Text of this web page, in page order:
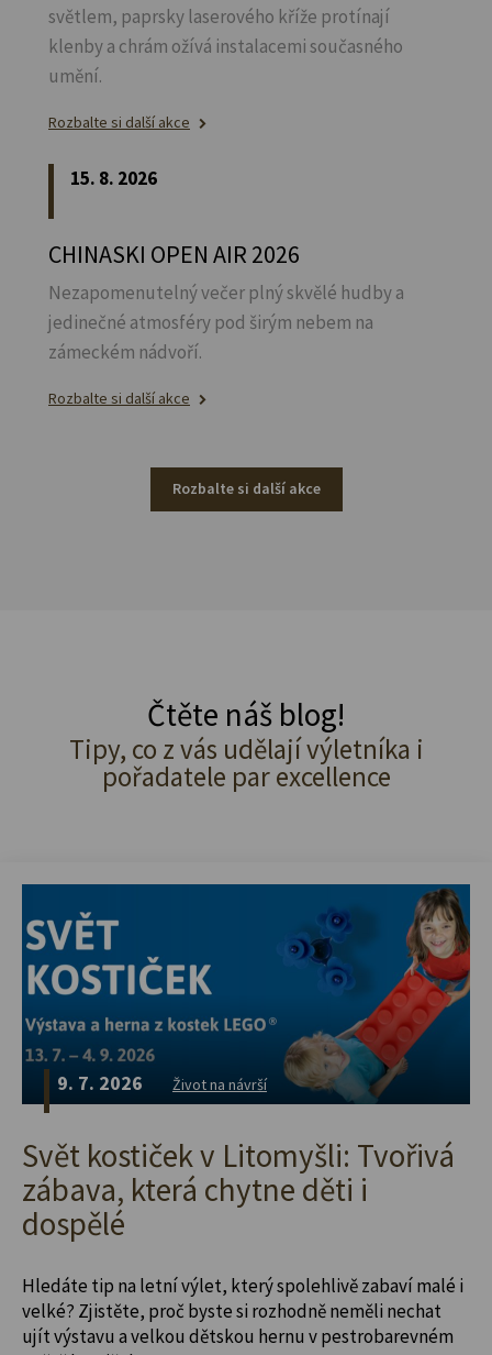
světlem, paprsky laserového kříže protínají
klenby a chrám ožívá instalacemi současného
umění.
Rozbalte si další akce
15. 8. 2026
CHINASKI OPEN AIR 2026
Nezapomenutelný večer plný skvělé hudby a
jedinečné atmosféry pod širým nebem na
zámeckém nádvoří.
Rozbalte si další akce
Rozbalte si další akce
Čtěte náš blog!
Tipy, co z vás udělají výletníka i
pořadatele par excellence
9. 7. 2026 Život na návrší
Svět kostiček v Litomyšli: Tvořivá
zábava, která chytne děti i
dospělé
Hledáte tip na letní výlet, který spolehlivě zabaví malé i
velké? Zjistěte, proč byste si rozhodně neměli nechat
ujít výstavu a velkou dětskou hernu v pestrobarevném